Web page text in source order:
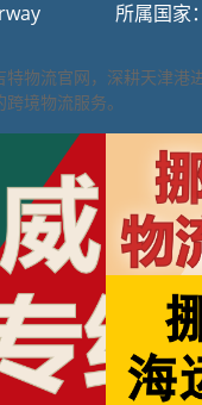
所属国家
物流官网，深耕天津港
境物流服务。